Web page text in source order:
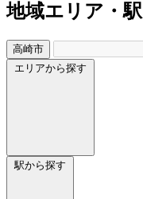
地域エリア・駅
高崎市
エリアから探す
駅から探す